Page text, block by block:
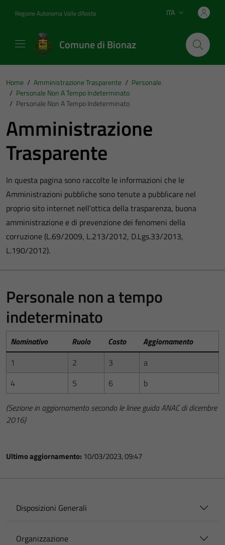
Regione Autonoma Valle d'Aosta Lingua attiva:
ITA
Comune di Bionaz
Home / Amministrazione Trasparente / Personale
/ Personale Non A Tempo Indeterminato
/ Personale Non A Tempo Indeterminato
Amministrazione
Trasparente
In questa pagina sono raccolte le informazioni che le
Amministrazioni pubbliche sono tenute a pubblicare nel
proprio sito internet nell’ottica della trasparenza, buona
amministrazione e di prevenzione dei fenomeni della
corruzione (L.69/2009, L.213/2012, D.Lgs.33/2013,
L.190/2012).
Personale non a tempo
indeterminato
Nominativo Ruolo Costo
Aggiornamento
1
2 3
a
4
5 6 b
(Sezione in aggiornamento secondo le linee guida ANAC di dicembre
2016)
Ultimo aggiornamento: 10/03/2023, 09:47
Disposizioni Generali
Organizzazione